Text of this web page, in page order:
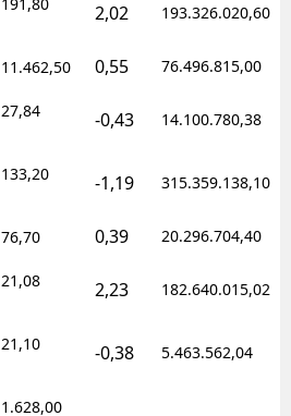
2,02 193.326.020,60
11.462,50 0,55 76.496.815,00
27,84 -0,43 14.100.780,38
133,20 -1,19 315.359.138,10
76,70 0,39 20.296.704,40
21,08 2,23 182.640.015,02
21,10 -0,38 5.463.562,04
1.628,00